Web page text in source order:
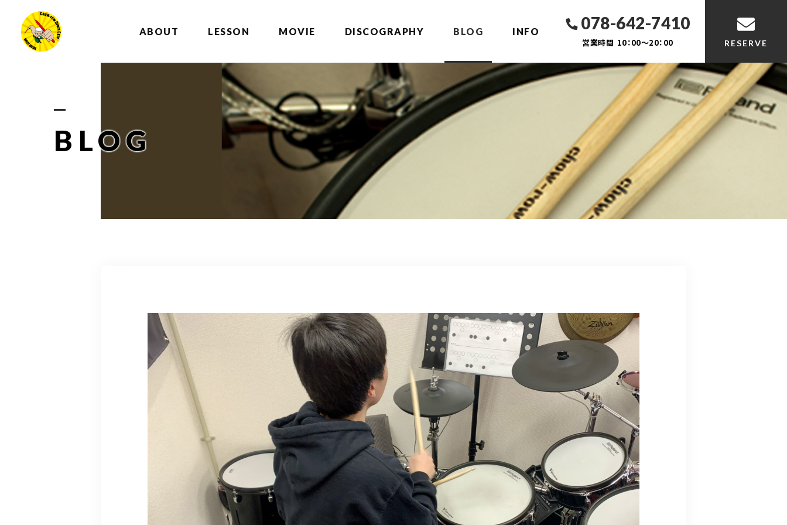
ABOUT LESSON MOVIE DISCOGRAPHY BLOG INFO 078-642-7410
営業時間 10：00～20：00 RESERVE
BLOG